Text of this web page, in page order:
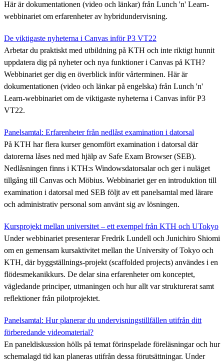
Här är dokumentationen (video och länkar) från Lunch 'n' Learn-
webbinariet om erfarenheter av hybridundervisning.
De viktigaste nyheterna i Canvas inför P3 VT22
Arbetar du praktiskt med utbildning på KTH och inte riktigt hunnit
uppdatera dig på nyheter och nya funktioner i Canvas på KTH?
Webbinariet ger dig en överblick inför vårterminen. Här är
dokumentationen (video och länkar på engelska) från Lunch 'n'
Learn-webbinariet om de viktigaste nyheterna i Canvas inför P3
VT22.
Panelsamtal: Erfarenheter från nedlåst examination i datorsal
På KTH har flera kurser genomfört examination i datorsal där
datorerna låses ned med hjälp av Safe Exam Browser (SEB).
Nedlåsningen finns i KTH:s Windowsdatorsalar och ger i nuläget
tillgång till Canvas och Möbius. Webbinariet ger en introduktion till
examination i datorsal med SEB följt av ett panelsamtal med lärare
och administrativ personal som använt sig av lösningen.
Kursprojekt mellan universitet – ett exempel från KTH och UTokyo
Under webbinariet presenterar Fredrik Lundell och Junichiro Shiomi
om en gemensam kursaktivitet mellan the University of Tokyo och
KTH, där byggställnings-projekt (scaffolded projects) användes i en
flödesmekanikkurs. De delar sina erfarenheter om konceptet,
vägledande principer, utmaningen och hur allt var strukturerat samt
reflektioner från pilotprojektet.
Panelsamtal: Hur planerar du undervisningstillfällen utifrån ditt
förberedande videomaterial?
En paneldiskussion hölls på temat förinspelade föreläsningar och hur
schemalagd tid kan planeras utifrån dessa förutsättningar. Under